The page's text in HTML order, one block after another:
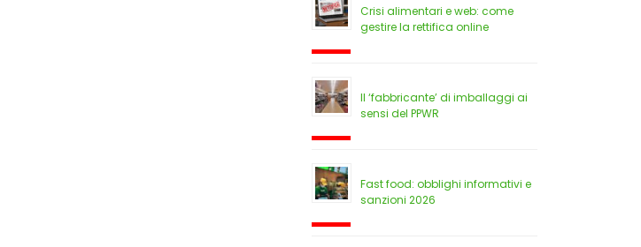
Crisi alimentari e web: come
gestire la rettifica online
Il ‘fabbricante’ di imballaggi ai
sensi del PPWR
Fast food: obblighi informativi e
sanzioni 2026